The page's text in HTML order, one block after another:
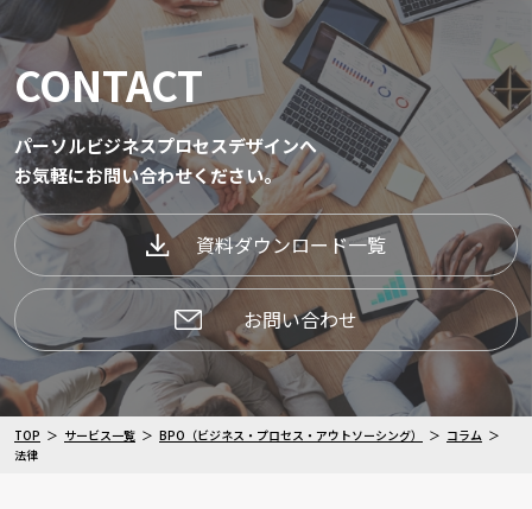
CONTACT
パーソルビジネスプロセスデザインへ
お気軽にお問い合わせください。
資料ダウンロード一覧
お問い合わせ
TOP サービス一覧 BPO（ビジネス・プロセス・アウトソーシング）
コラム
法律